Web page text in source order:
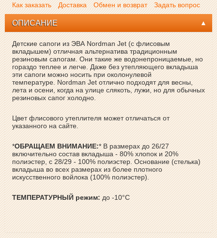
Как заказать Доставка Обмен и возврат Задать вопрос
ОПИСАНИЕ
Детские сапоги из ЭВА Nordman Jet (с флисовым
вкладышем) отличная альтернатива традиционным
резиновым сапогам. Они такие же водонепроницаемые, но
гораздо теплее и легче. Даже без утепляющего вкладыша
эти сапоги можно носить при околонулевой
температуре. Nordman Jet отлично подходят для весны,
лета и осени, когда на улице слякоть, лужи, но для обычных
резиновых сапог холодно.
Цвет флисового утеплителя может отличаться от
указанного на сайте.
*ОБРАЩАЕМ ВНИМАНИЕ:* В размерах до 26/27
включительно состав вкладыша - 80% хлопок и 20%
полиэстер, с 28/29 - 100% полиэстер. Основание (стелька)
вкладыша во всех размерах из более плотного
искусственного войлока (100% полиэстер).
ТЕМПЕРАТУРНЫЙ режим:до -10°C